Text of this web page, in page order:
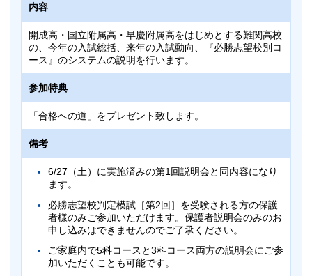
受験（英語・数学・国語）いずれかを選択してくださ
い。
成績優秀者には特待認定がございます。
9月または10月からの必勝志望校別コース（後期）と
土曜集中特訓
または10月からの私立実力錬成コースの受講資格、お
よび10月からの特訓（SK）クラス入室資格の審査を
てください。
ご不明な点がございましたら、塾生はお通いの校舎
へ、早稲田アカデミーにお通いでない方はカスタマー
センター
0120-97-3737（海外にお住まいの方は早
稲田アカデミー国際部
03-5954-1161）までお問い
合わせください。
申込方法
所沢校
5科目受験と3科目受験で会場が異なります。
早稲田アカデミーにお通いの方は所属校舎ごとに会場の指定がご
ざいますので、こちら でご確認ください。
費用
無料
持ち物
受験票、筆記用具、二次元コードシール
9/3（木）より早稲田アカデミーOnline
にて閲覧いた
だけます。
早稲田アカデミーOnlineのアカウント作成・生徒追加がお済みで
ない方は、作成手順
をご参照の上、作成をお願い致します。
備考
5科目受験（英語・数学・国語・理科・社会）・3科目
受験（英語・数学・国語）いずれかを選択してくださ
い。
成績優秀者には特待認定がございます。
土曜集中特訓 （9月無料体験・10月正式開講）、9月
または10月からの私立実力錬成コースの受講資格、お
兼ねます。
必勝志望校別コース 筑駒・開成・国立必勝クラスおよび土
曜集中特訓 開成・開成国立をご希望の方は5科目受験を選択し
てください。
ご不明な点がございましたら、塾生はお通いの校舎
へ、早稲田アカデミーにお通いでない方はカスタマー
センター
0120-97-3737（海外にお住まいの方は早
稲田アカデミー国際部
03-5954-1161）までお問い
合わせください。
内容
開成高・国立附属高・早慶附属高をはじめとする難関高校
の、今年の入試総括、来年の入試動向、『必勝志望校別コ
ース』のシステムの説明を行います。
参加特典
「合格への道」をプレゼント致します。
備考
6/27（土）に実施済みの第1回説明会と同内容になり
ます。
必勝志望校判定模試［第2回］を受験される方の保護
者様のみご参加いただけます。保護者説明会のみのお
申し込みはできませんのでご了承ください。
ご家庭内で5科コースと3科コース両方の説明会にご参
加いただくことも可能です。